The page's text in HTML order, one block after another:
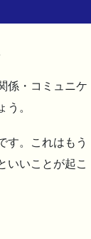
係・コミュニケ
。
す。これはもう
いいことが起こ